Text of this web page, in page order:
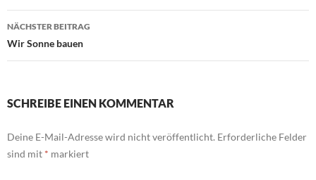
NÄCHSTER BEITRAG
Wir Sonne bauen
SCHREIBE EINEN KOMMENTAR
Deine E-Mail-Adresse wird nicht veröffentlicht. Erforderliche Felder
sind mit * markiert